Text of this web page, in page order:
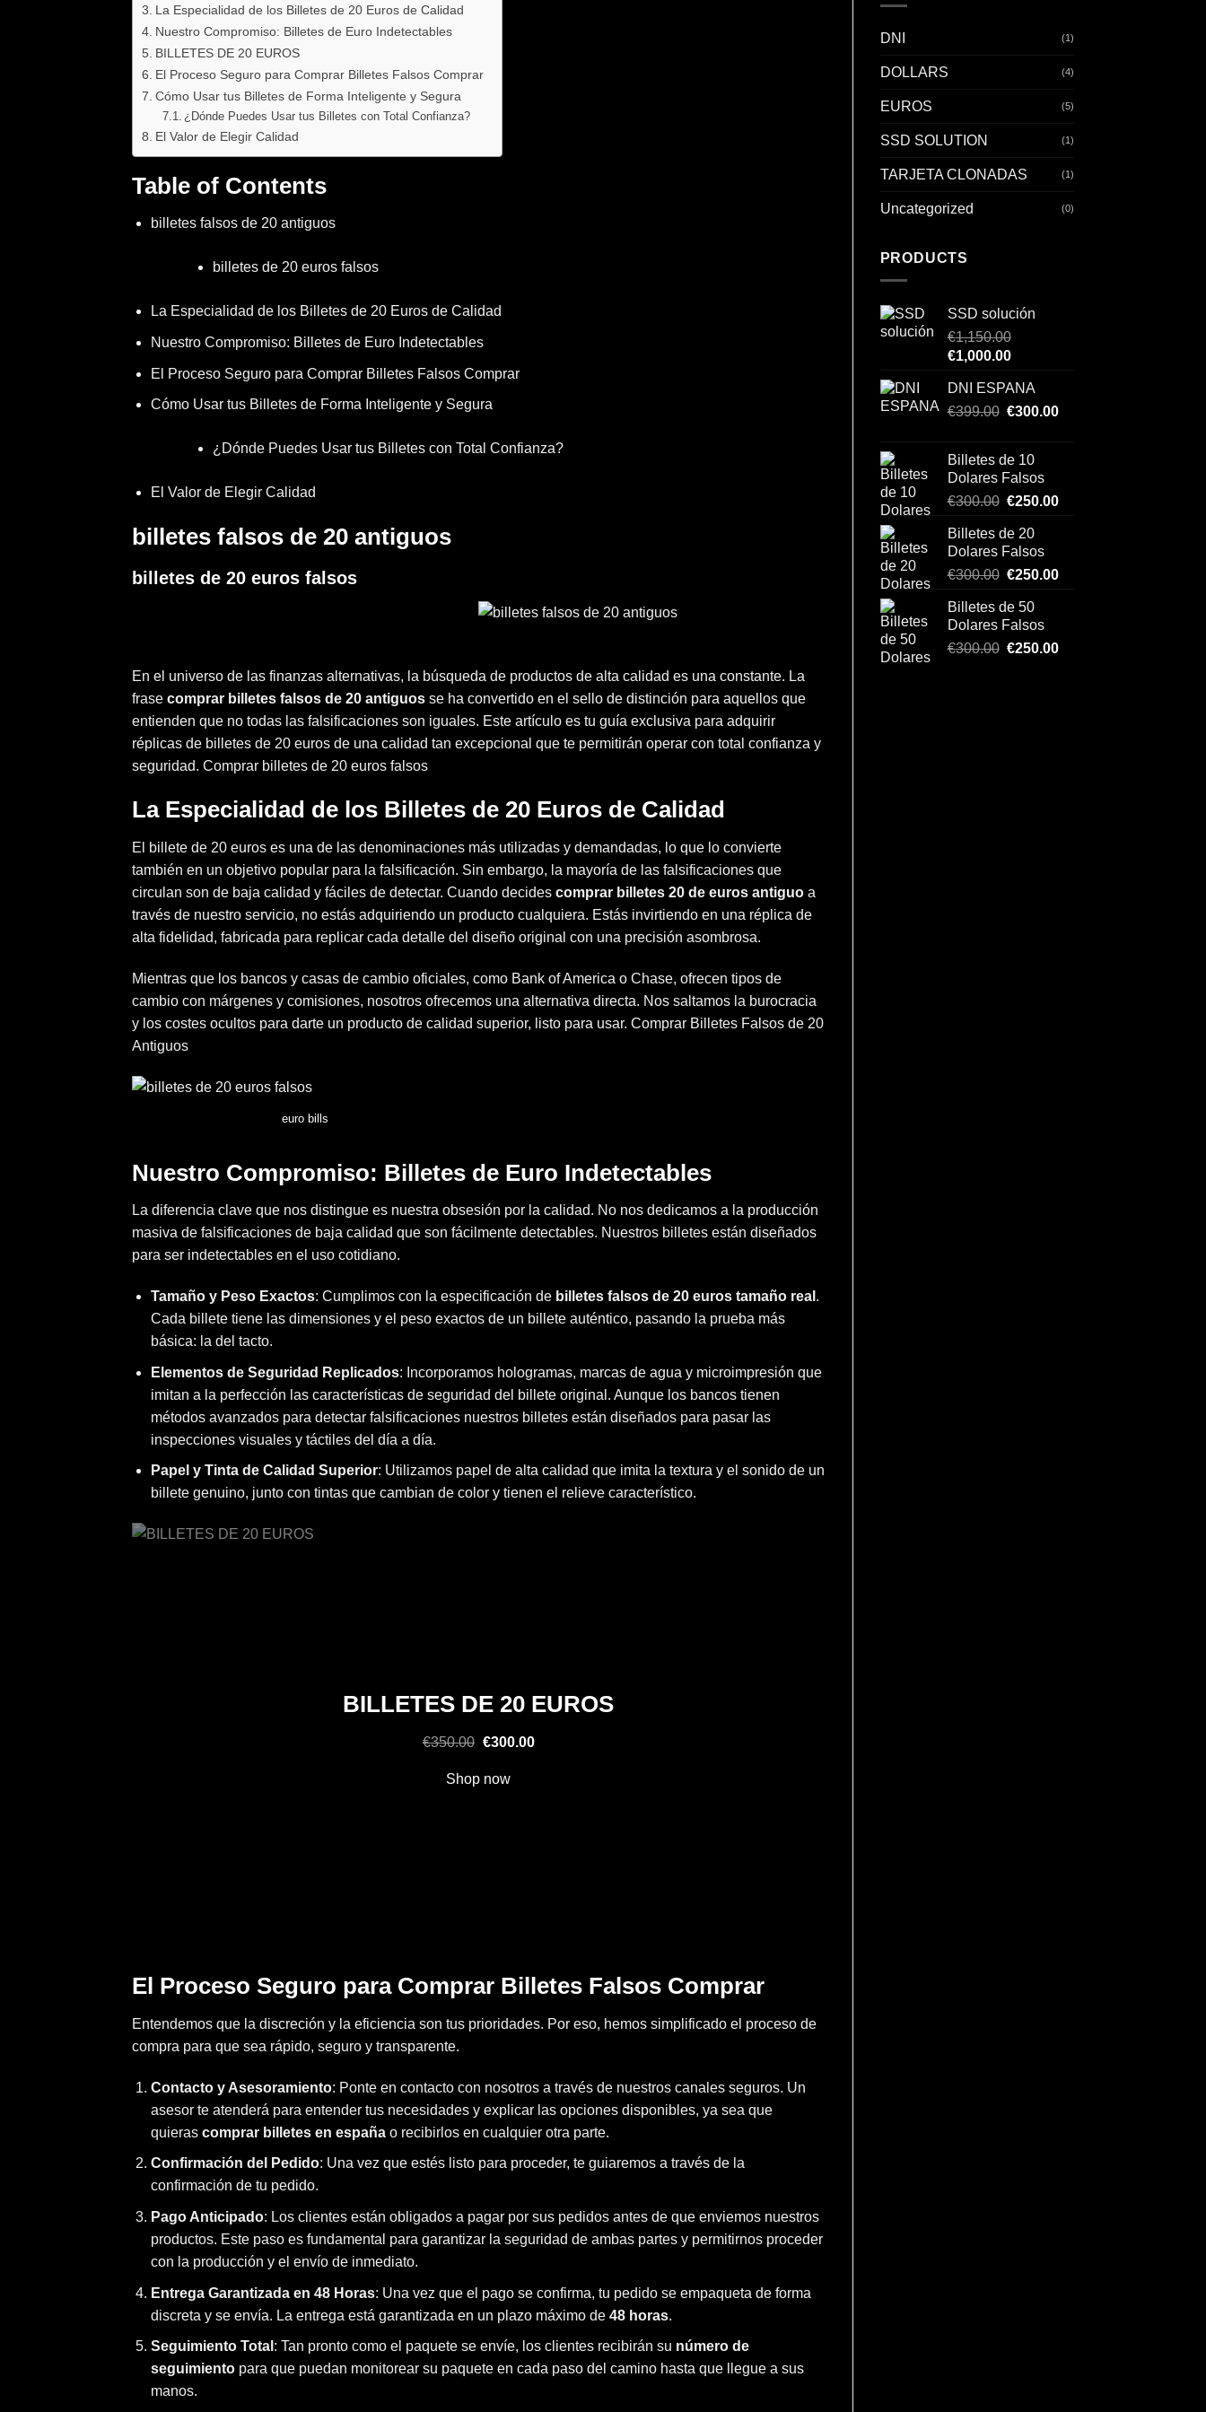
La Especialidad de los Billetes de 20 Euros de Calidad
Nuestro Compromiso: Billetes de Euro Indetectables
BILLETES DE 20 EUROS
El Proceso Seguro para Comprar Billetes Falsos Comprar
Cómo Usar tus Billetes de Forma Inteligente y Segura
¿Dónde Puedes Usar tus Billetes con Total Confianza?
El Valor de Elegir Calidad
Table of Contents
billetes falsos de 20 antiguos
billetes de 20 euros falsos
La Especialidad de los Billetes de 20 Euros de Calidad
Nuestro Compromiso: Billetes de Euro Indetectables
El Proceso Seguro para Comprar Billetes Falsos Comprar
Cómo Usar tus Billetes de Forma Inteligente y Segura
¿Dónde Puedes Usar tus Billetes con Total Confianza?
El Valor de Elegir Calidad
billetes falsos de 20 antiguos
billetes de 20 euros falsos
En el universo de las finanzas alternativas, la búsqueda de productos de alta calidad es una constante. La
frase comprar billetes falsos de 20 antiguos se ha convertido en el sello de distinción para aquellos que
entienden que no todas las falsificaciones son iguales. Este artículo es tu guía exclusiva para adquirir
réplicas de billetes de 20 euros de una calidad tan excepcional que te permitirán operar con total confianza y
seguridad. Comprar billetes de 20 euros falsos
La Especialidad de los Billetes de 20 Euros de Calidad
El billete de 20 euros es una de las denominaciones más utilizadas y demandadas, lo que lo convierte
también en un objetivo popular para la falsificación. Sin embargo, la mayoría de las falsificaciones que
circulan son de baja calidad y fáciles de detectar. Cuando decides comprar billetes 20 de euros antiguo a
través de nuestro servicio, no estás adquiriendo un producto cualquiera. Estás invirtiendo en una réplica de
alta fidelidad, fabricada para replicar cada detalle del diseño original con una precisión asombrosa.
Mientras que los bancos y casas de cambio oficiales, como Bank of America o Chase, ofrecen tipos de
cambio con márgenes y comisiones, nosotros ofrecemos una alternativa directa. Nos saltamos la burocracia
y los costes ocultos para darte un producto de calidad superior, listo para usar. Comprar Billetes Falsos de 20
Antiguos
euro bills
Nuestro Compromiso: Billetes de Euro Indetectables
La diferencia clave que nos distingue es nuestra obsesión por la calidad. No nos dedicamos a la producción
masiva de falsificaciones de baja calidad que son fácilmente detectables. Nuestros billetes están diseñados
para ser indetectables en el uso cotidiano.
Tamaño y Peso Exactos: Cumplimos con la especificación de billetes falsos de 20 euros tamaño real .
Cada billete tiene las dimensiones y el peso exactos de un billete auténtico, pasando la prueba más
básica: la del tacto.
Elementos de Seguridad Replicados: Incorporamos hologramas, marcas de agua y microimpresión que
imitan a la perfección las características de seguridad del billete original. Aunque los bancos tienen
métodos avanzados para detectar falsificaciones nuestros billetes están diseñados para pasar las
inspecciones visuales y táctiles del día a día.
Papel y Tinta de Calidad Superior: Utilizamos papel de alta calidad que imita la textura y el sonido de un
billete genuino, junto con tintas que cambian de color y tienen el relieve característico.
BILLETES DE 20 EUROS
€350.00 Original
was:
€300.00Current
Shop now
El Proceso Seguro para Comprar Billetes Falsos Comprar
Entendemos que la discreción y la eficiencia son tus prioridades. Por eso, hemos simplificado el proceso de
compra para que sea rápido, seguro y transparente.
Contacto y Asesoramiento: Ponte en contacto con nosotros a través de nuestros canales seguros. Un
asesor te atenderá para entender tus necesidades y explicar las opciones disponibles, ya sea que
quieras comprar billetes en españao recibirlos en cualquier otra parte.
Confirmación del Pedido: Una vez que estés listo para proceder, te guiaremos a través de la
confirmación de tu pedido.
Pago Anticipado: Los clientes están obligados a pagar por sus pedidos antes de que enviemos nuestros
productos. Este paso es fundamental para garantizar la seguridad de ambas partes y permitirnos proceder
con la producción y el envío de inmediato.
Entrega Garantizada en 48 Horas: Una vez que el pago se confirma, tu pedido se empaqueta de forma
discreta y se envía. La entrega está garantizada en un plazo máximo de 48 horas.
Seguimiento Total : Tan pronto como el paquete se envíe, los clientes recibirán su número de
seguimientopara que puedan monitorear su paquete en cada paso del camino hasta que llegue a sus
manos.
DNI (1)
DOLLARS (4)
EUROS (5)
SSD SOLUTION (1)
TARJETA CLONADAS (1)
Uncategorized (0)
PRODUCTS
SSD solución
€1,150.00
Original
was:
€1,150.00.
€1,000.00Current
is:
€1,000.00.
DNI ESPANA
€399.00 Original
€399.00.
€300.00Current
Billetes de 10
Dolares Falsos
€300.00 Original
was:
€300.00.
€250.00Current
Billetes de 20
Dolares Falsos
€300.00 Original
was:
€300.00.
€250.00Current
Billetes de 50
Dolares Falsos
€300.00 Original
€250.00Current